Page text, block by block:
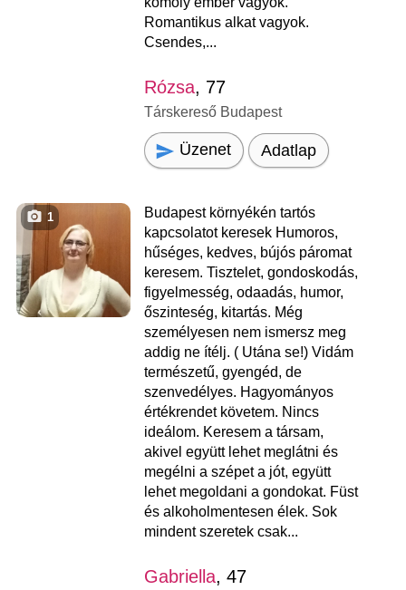
Romantikus alkat vagyok.
Csendes,...
Rózsa, 77
Társkereső Budapest
Üzenet Adatlap
1
Budapest környékén tartós
kapcsolatot keresek Humoros,
hűséges, kedves, bújós páromat
keresem. Tisztelet, gondoskodás,
figyelmesség, odaadás, humor,
őszinteség, kitartás. Még
személyesen nem ismersz meg
addig ne ítélj. ( Utána se!) Vidám
természetű, gyengéd, de
szenvedélyes. Hagyományos
értékrendet követem. Nincs
ideálom. Keresem a társam,
akivel együtt lehet meglátni és
megélni a szépet a jót, együtt
lehet megoldani a gondokat. Füst
és alkoholmentesen élek. Sok
mindent szeretek csak...
Gabriella, 47